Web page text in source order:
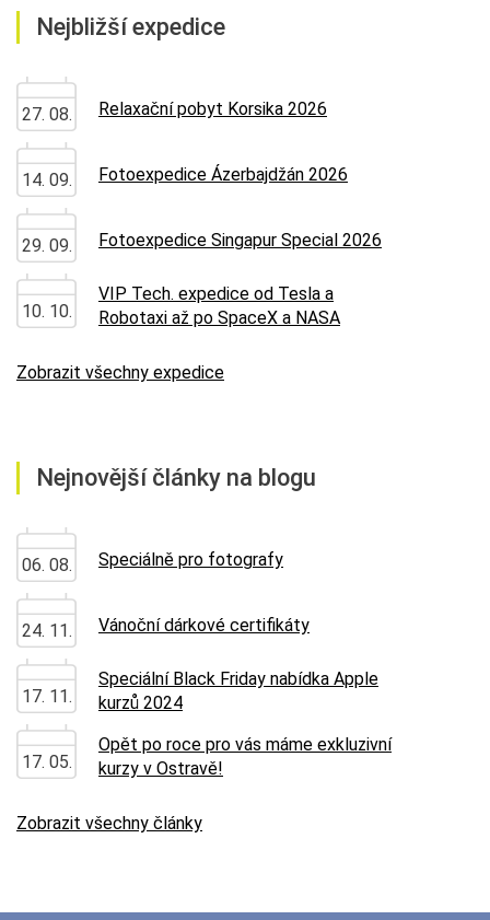
Nejbližší expedice
27. 08. Relaxační pobyt Korsika 2026
14. 09. Fotoexpedice Ázerbajdžán 2026
29. 09. Fotoexpedice Singapur Special 2026
10. 10.
VIP Tech. expedice od Tesla a
Robotaxi až po SpaceX a NASA
Zobrazit všechny expedice
Nejnovější články na blogu
06. 08. Speciálně pro fotografy
24. 11. Vánoční dárkové certifikáty
17. 11.
Speciální Black Friday nabídka Apple
kurzů 2024
17. 05.
Opět po roce pro vás máme exkluzivní
kurzy v Ostravě!
Zobrazit všechny články